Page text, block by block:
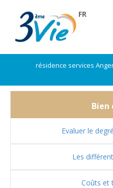
FR
résidence services
Bien
Evaluer le
Les
Coûts et